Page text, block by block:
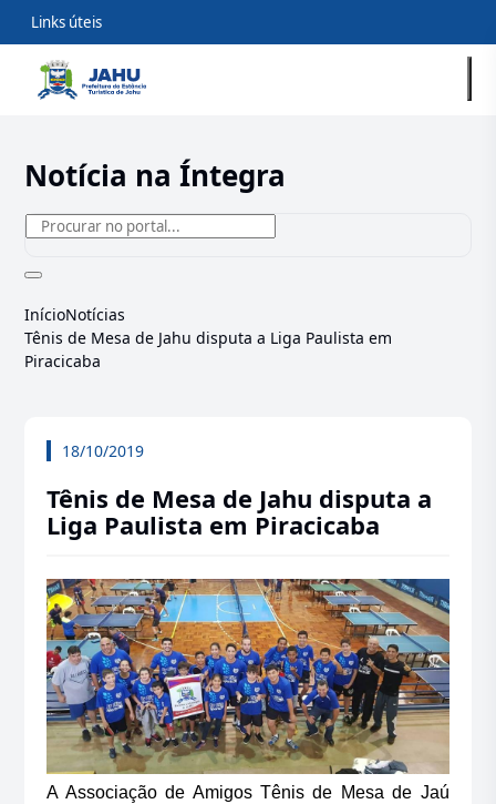
Links úteis
Notícia na Íntegra
InícioNotícias
Tênis de Mesa de Jahu disputa a Liga Paulista em
Piracicaba
18/10/2019
Tênis de Mesa de Jahu disputa a
Liga Paulista em Piracicaba
A Associação de Amigos Tênis de Mesa de Jaú